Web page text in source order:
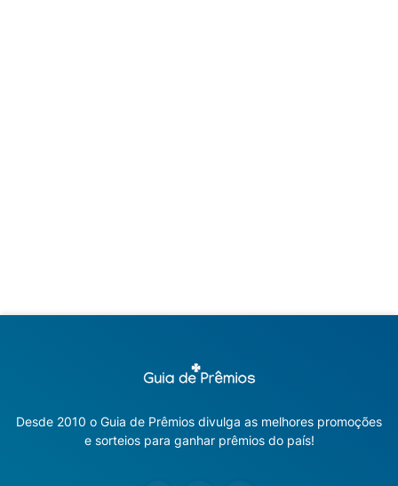
Desde 2010 o Guia de Prêmios divulga as melhores promoções
e sorteios para ganhar prêmios do país!